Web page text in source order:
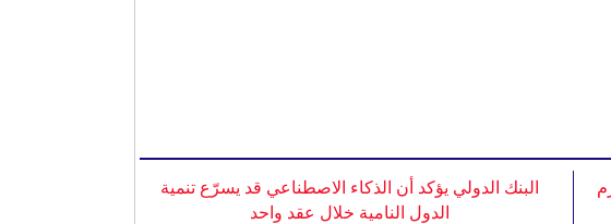
البنك الدولي يؤكد أن الذكاء الاصطناعي قد يسرّع تنمية
الدول النامية خلال عقد واحد